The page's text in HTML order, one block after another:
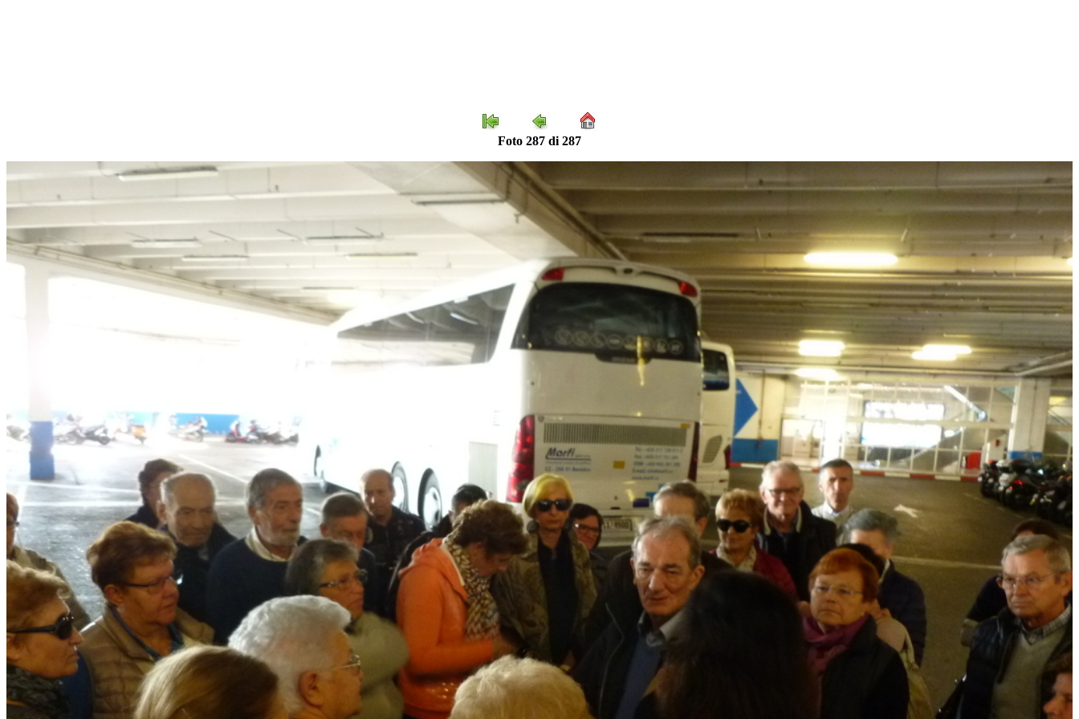
Foto 287 di 287